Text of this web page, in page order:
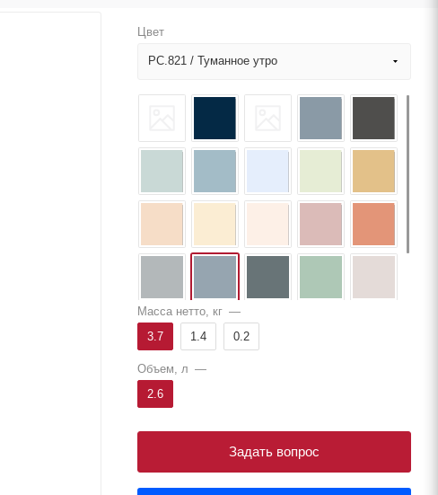
Цвет
PC.821 / Туманное утро
Масса нетто, кг —
3.7
1.4 0.2
Объем, л —
2.6
Задать вопрос